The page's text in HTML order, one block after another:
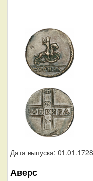
Дата выпуска: 01.01.1728
Аверс